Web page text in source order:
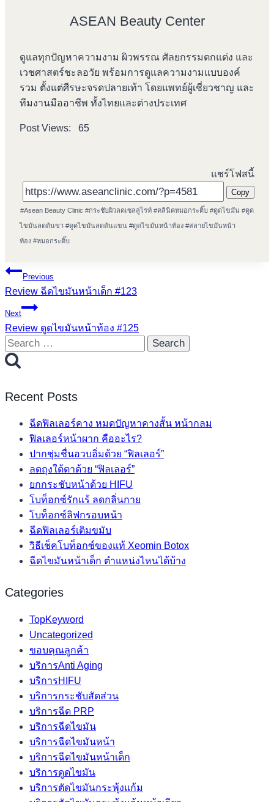
ASEAN Beauty Center
ดูแลทุกปัญหาความงาม ผิวพรรณ ศัลยกรรมตกแต่ง และ
เวชศาสตร์ชะลอวัย พร้อมการดูแลความงามแบบองค์
รวม ตั้งแต่ศีรษะจรดปลายเท้า โดยแพทย์ผู้เชี่ยวชาญ และ
ทีมงานมืออาชีพ ทั้งไทยและต่างประเทศ
Post Views: 65
แชร์โฟสนี้
Copy
Post
Tags:
#Asean Beauty Clinic #กระชับผิวลดเซลลูไรท์ #คลินิคหมอกระติ๊บ #ดูดไขมัน #ดูด
ไขมันลดต้นขา #ดูดไขมันลดต้นแขน #ดูดไขมันหน้าท้อง #สลายไขมันหน้า
ท้อง #หมอกระติ๊บ
Post
navigation
Previous
Review ฉีดไขมันหน้าเด็ก #123
Next
Review ดูดไขมันหน้าท้อง #125
Search
for:
Recent Posts
ฉีดฟิลเลอร์คาง หมดปัญหาคางสั้น หน้ากลม
ฟิลเลอร์หน้าผาก คืออะไร?
ปากชุ่มชื่นอวบอิ่มด้วย “ฟิลเลอร์”
ลดถุงใต้ตาด้วย “ฟิลเลอร์”
ยกกระชับหน้าด้วย HIFU
โบท็อกซ์รักแร้ ลดกลิ่นกาย
โบท็อกซ์ลิฟกรอบหน้า
ฉีดฟิลเลอร์เติมขมับ
วิธีเช็คโบท็อกซ์ของแท้ Xeomin Botox
ฉีดไขมันหน้าเด็ก ตำแหน่งไหนได้บ้าง
Categories
TopKeyword
Uncategorized
ขอบคุณลูกค้า
บริการAnti Aging
บริการHIFU
บริการกระชับสัดส่วน
บริการฉีด PRP
บริการฉีดไขมัน
บริการฉีดไขมันหน้า
บริการฉีดไขมันหน้าเด็ก
บริการดูดไขมัน
บริการตัดไขมันกระพุ้งแก้ม